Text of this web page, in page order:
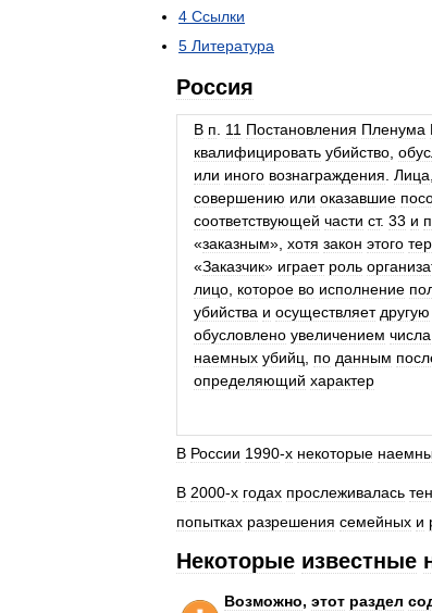
4 Ссылки
5 Литература
Россия
В п. 11 Постановления Пленума
квалифицировать убийство,
или иного вознаграждения. Лица,
совершению или оказавшие
соответствующей части ст. 33 и п
«заказным», хотя закон этого
«Заказчик» играет роль
лицо, которое во исполнение
убийства и осуществляет другую
обусловлено увеличением числа
наемных убийц, по данным
определяющий характер
В России 1990-х некоторые
В 2000-х годах прослеживалась
попытках разрешения семейных и
Некоторые известные
Возможно, этот раздел